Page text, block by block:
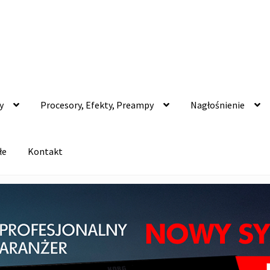
Procesory, Efekty, Preampy Nagłośnienie
Kontakt